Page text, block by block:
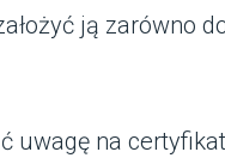
ją zarówno
uwagę na